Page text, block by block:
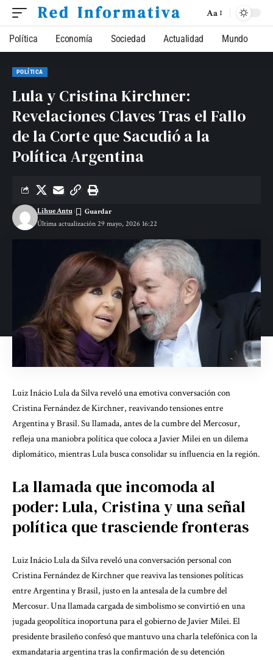
Aa
Política Economía Sociedad Actualidad Mundo
POLÍTICA
Lula y Cristina Kirchner:
Revelaciones Claves Tras el Fallo
de la Corte que Sacudió a la
Política Argentina
Última actualización 29 mayo, 2026 16:22
Lihue Antu
Luiz Inácio Lula da Silva reveló una emotiva conversación con
Cristina Fernández de Kirchner, reavivando tensiones entre
Argentina y Brasil. Su llamada, antes de la cumbre del Mercosur,
refleja una maniobra política que coloca a Javier Milei en un dilema
diplomático, mientras Lula busca consolidar su influencia en la región.
La llamada que incomoda al
poder: Lula, Cristina y una señal
política que trasciende fronteras
Luiz Inácio Lula da Silva reveló una conversación personal con
Cristina Fernández de Kirchner que reaviva las tensiones políticas
entre Argentina y Brasil, justo en la antesala de la cumbre del
Mercosur. Una llamada cargada de simbolismo se convirtió en una
jugada geopolítica inoportuna para el gobierno de Javier Milei. El
presidente brasileño confesó que mantuvo una charla telefónica con la
exmandataria argentina tras la confirmación de su detención